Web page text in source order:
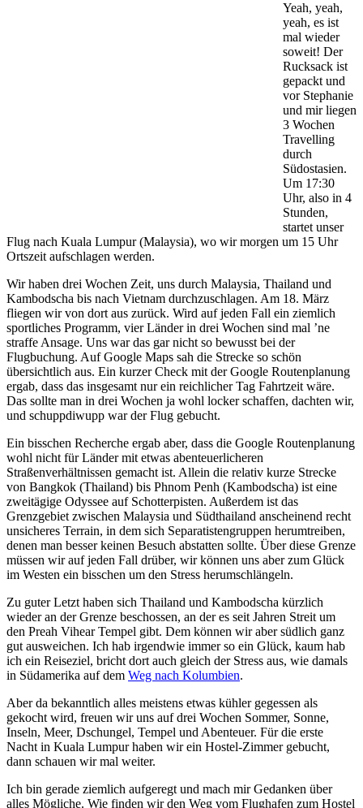
Yeah, yeah,
yeah, es ist
mal wieder
soweit! Der
Rucksack ist
gepackt und
vor Stephanie
und mir liegen
3 Wochen
Travelling
durch
Südostasien.
Um 17:30
Uhr, also in 4
Stunden,
startet unser
Flug nach Kuala Lumpur (Malaysia), wo wir morgen um 15 Uhr
Ortszeit aufschlagen werden.
Wir haben drei Wochen Zeit, uns durch Malaysia, Thailand und
Kambodscha bis nach Vietnam durchzuschlagen. Am 18. März
fliegen wir von dort aus zurück. Wird auf jeden Fall ein ziemlich
sportliches Programm, vier Länder in drei Wochen sind mal ’ne
straffe Ansage. Uns war das gar nicht so bewusst bei der
Flugbuchung. Auf Google Maps sah die Strecke so schön
übersichtlich aus. Ein kurzer Check mit der Google Routenplanung
ergab, dass das insgesamt nur ein reichlicher Tag Fahrtzeit wäre.
Das sollte man in drei Wochen ja wohl locker schaffen, dachten wir,
und schuppdiwupp war der Flug gebucht.
Ein bisschen Recherche ergab aber, dass die Google Routenplanung
wohl nicht für Länder mit etwas abenteuerlicheren
Straßenverhältnissen gemacht ist. Allein die relativ kurze Strecke
von Bangkok (Thailand) bis Phnom Penh (Kambodscha) ist eine
zweitägige Odyssee auf Schotterpisten. Außerdem ist das
Grenzgebiet zwischen Malaysia und Südthailand anscheinend recht
unsicheres Terrain, in dem sich Separatistengruppen herumtreiben,
denen man besser keinen Besuch abstatten sollte. Über diese Grenze
müssen wir auf jeden Fall drüber, wir können uns aber zum Glück
im Westen ein bisschen um den Stress herumschlängeln.
Zu guter Letzt haben sich Thailand und Kambodscha kürzlich
wieder an der Grenze beschossen, an der es seit Jahren Streit um
den Preah Vihear Tempel gibt. Dem können wir aber südlich ganz
gut ausweichen. Ich hab irgendwie immer so ein Glück, kaum hab
ich ein Reiseziel, bricht dort auch gleich der Stress aus, wie damals
in Südamerika auf dem Weg nach Kolumbien.
Aber da bekanntlich alles meistens etwas kühler gegessen als
gekocht wird, freuen wir uns auf drei Wochen Sommer, Sonne,
Inseln, Meer, Dschungel, Tempel und Abenteuer. Für die erste
Nacht in Kuala Lumpur haben wir ein Hostel-Zimmer gebucht,
dann schauen wir mal weiter.
Ich bin gerade ziemlich aufgeregt und mach mir Gedanken über
alles Mögliche. Wie finden wir den Weg vom Flughafen zum Hostel